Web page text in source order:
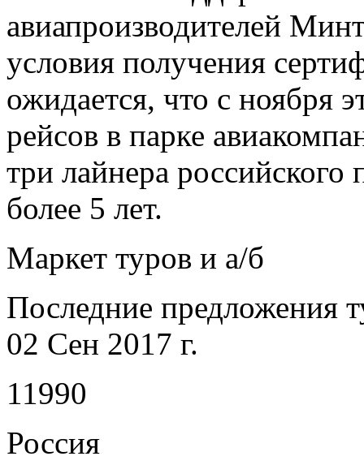
авиапроизводителей
условия получения
ожидается, что с ноября
рейсов в парке
три лайнера российского
более 5 лет.
Маркет туров и а/б
Последние предложения
02 Сен 2017 г.
11990
Россия